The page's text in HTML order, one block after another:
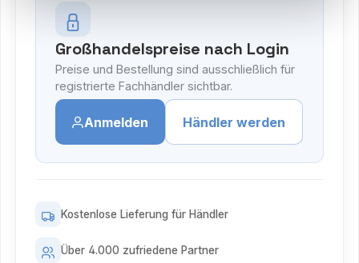
Großhandelspreise nach Login
Preise und Bestellung sind ausschließlich für
registrierte Fachhändler sichtbar.
Anmelden Händler werden
Kostenlose Lieferung für Händler
Über 4.000 zufriedene Partner